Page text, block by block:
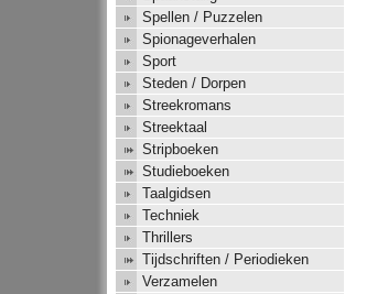
Spellen / Puzzelen
Spionageverhalen
Sport
Steden / Dorpen
Streekromans
Streektaal
Stripboeken
Studieboeken
Taalgidsen
Techniek
Thrillers
Tijdschriften / Periodieken
Verzamelen